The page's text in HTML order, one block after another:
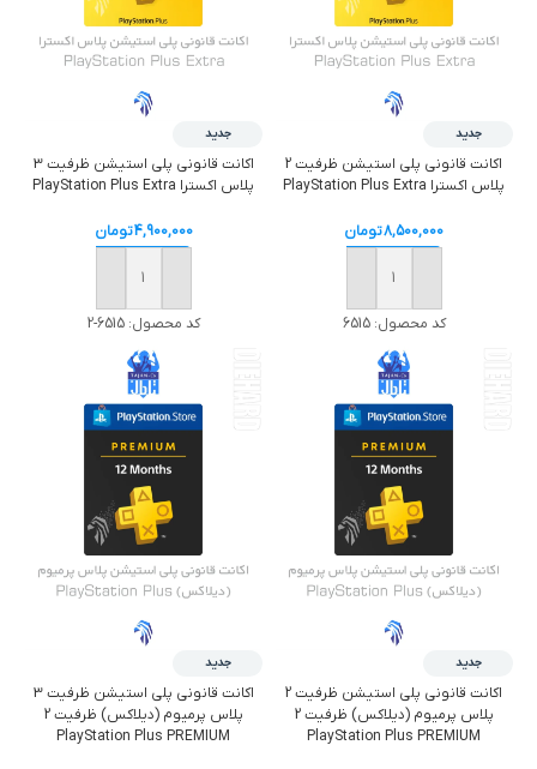
جدید
اکانت قانونی پلی استیشن ظرفیت 2
پلاس اکسترا PlayStation Plus Extra
8,500,000تومان
خرید
کد محصول:6515
جدید
اکانت قانونی پلی استیشن ظرفیت 3
پلاس اکسترا PlayStation Plus Extra
4,900,000تومان
خرید
کد محصول:6515-2
جدید
اکانت قانونی پلی استیشن ظرفیت 2
پلاس پرمیوم (دیلاکس) ظرفیت 2
PlayStation Plus PREMIUM
جدید
اکانت قانونی پلی استیشن ظرفیت 3
پلاس پرمیوم (دیلاکس) ظرفیت 2
PlayStation Plus PREMIUM